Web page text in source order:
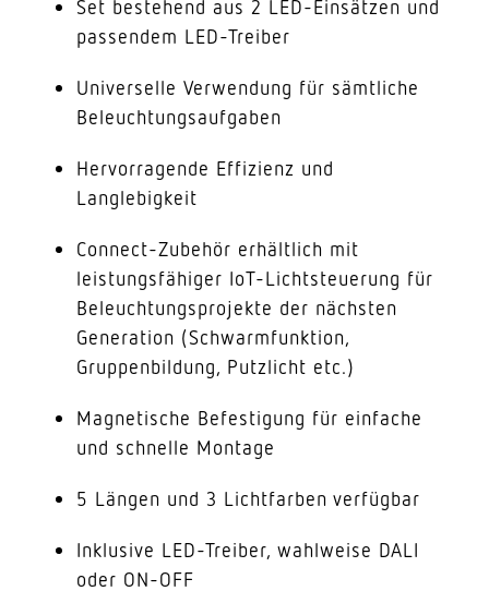
Set bestehend aus 2 LED-Einsätzen und
passendem LED-Treiber
Universelle Verwendung für sämtliche
Beleuchtungsaufgaben
Hervorragende Effizienz und
Langlebigkeit
Connect-Zubehör erhältlich mit
leistungsfähiger IoT-Lichtsteuerung für
Beleuchtungsprojekte der nächsten
Generation (Schwarmfunktion,
Gruppenbildung, Putzlicht etc.)
Magnetische Befestigung für einfache
und schnelle Montage
5 Längen und 3 Lichtfarben verfügbar
Inklusive LED-Treiber, wahlweise DALI
oder ON-OFF